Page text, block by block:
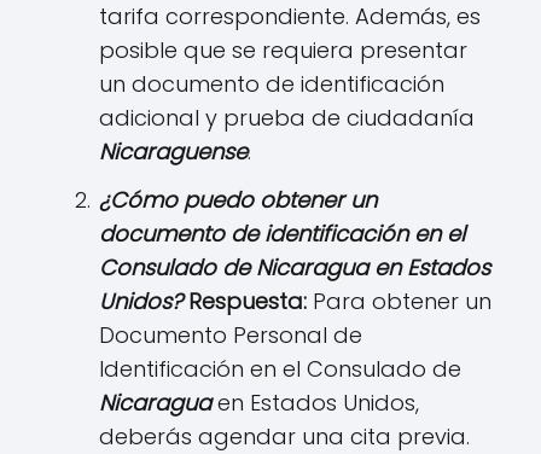
tarifa correspondiente. Además, es
posible que se requiera presentar
un documento de identificación
adicional y prueba de ciudadanía
Nicaraguense.
¿Cómo puedo obtener un
documento de identificación en el
Consulado deNicaraguaen Estados
Unidos? Respuesta: Para obtener un
Documento Personal de
Identificación en el Consulado de
Nicaraguaen Estados Unidos,
deberás agendar una cita previa.